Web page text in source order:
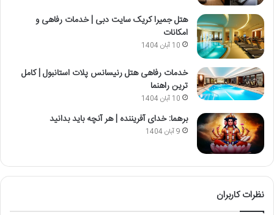
هتل جمیرا کریک سایت دبی | خدمات رفاهی و
امکانات
10 آبان 1404
خدمات رفاهی هتل رنیسانس پلات استانبول | کامل
ترین راهنما
10 آبان 1404
برهما: خدای آفریننده | هر آنچه باید بدانید
9 آبان 1404
نظرات کاربران